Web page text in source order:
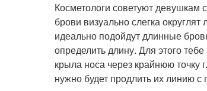
Косметологи советуют девушкам
брови визуально слегка
идеально подойдут длинные
определить длину. Для этого
крыла носа через крайнюю точку
нужно будет продлить их линию